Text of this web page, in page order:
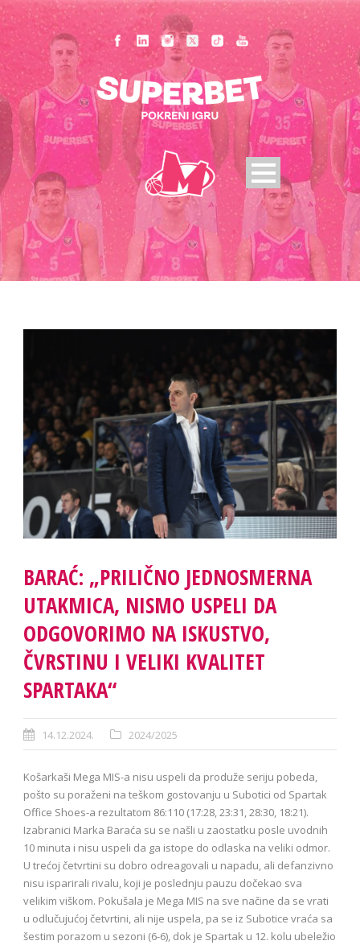
BARAĆ: „PRILIČNO JEDNOSMERNA
UTAKMICA, NISMO USPELI DA
ODGOVORIMO NA ISKUSTVO,
ČVRSTINU I VELIKI KVALITET
SPARTAKA“
14.12.2024. 2024/2025
Košarkaši Mega MIS-a nisu uspeli da produže seriju pobeda,
pošto su poraženi na teškom gostovanju u Subotici od Spartak
Office Shoes-a rezultatom 86:110 (17:28, 23:31, 28:30, 18:21).
Izabranici Marka Baraća su se našli u zaostatku posle uvodnih
10 minuta i nisu uspeli da ga istope do odlaska na veliki odmor.
U trećoj četvrtini su dobro odreagovali u napadu, ali defanzivno
nisu isparirali rivalu, koji je poslednju pauzu dočekao sva
velikim viškom. Pokušala je Mega MIS na sve načine da se vrati
u odlučujućoj četvrtini, ali nije uspela, pa se iz Subotice vraća sa
šestim porazom u sezoni (6-6), dok je Spartak u 12. kolu ubeležio